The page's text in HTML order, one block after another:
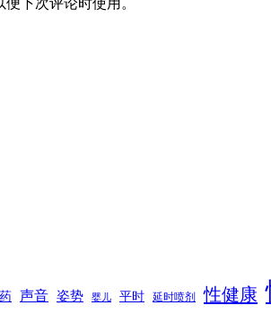
下次评论时使用。
声音 姿势 婴儿 平时 延时喷剂 性健康